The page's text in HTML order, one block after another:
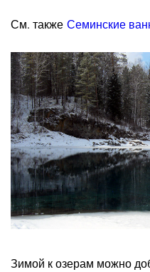
См. также Семинские
Зимой к озерам можно